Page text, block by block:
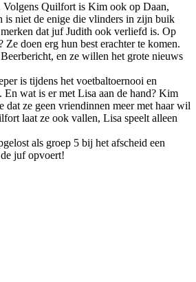
Quilfort is Kim ook op Daan,
is niet de enige die vlinders in zijn buik
dat juf Judith ook verliefd is. Op
Ze doen erg hun best erachter te komen.
en ze willen het grote nieuws
is tijdens het voetbaltoernooi en
En wat is er met Lisa aan de hand? Kim
dat ze geen vriendinnen meer met haar wil
laat ze ook vallen, Lisa speelt alleen
als groep 5 bij het afscheid een
juf opvoert!